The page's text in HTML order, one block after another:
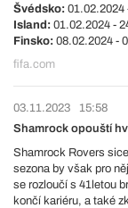
Švédsko: 01.02.2024
Island: 01.02.2024 -
Finsko: 08.02.2024 -
fifa.com
03.11.2023
15:58
Shamrock opouští
Shamrock Rovers
sezona by však pro
se rozloučí s 41letou
končí kariéru, a také